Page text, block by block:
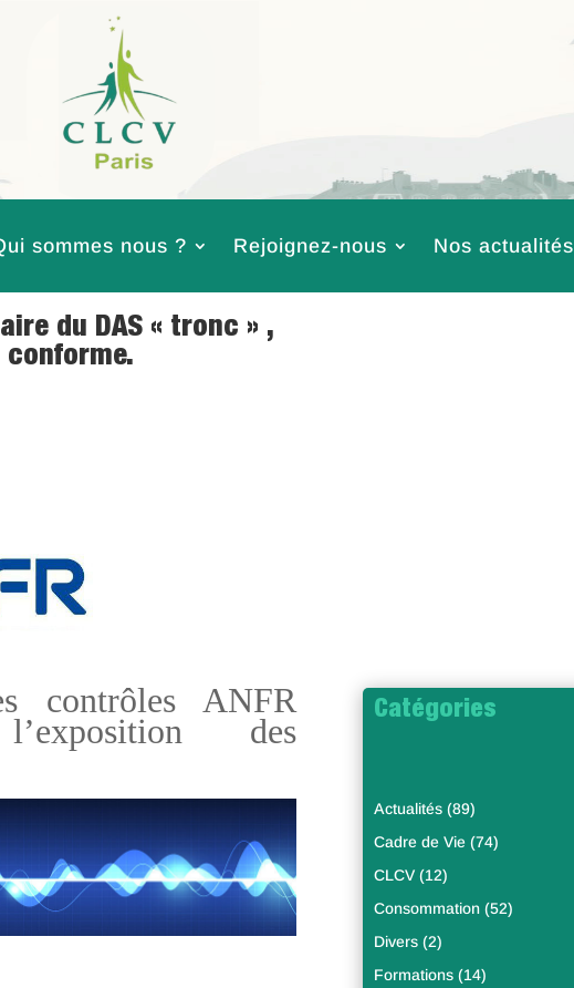
sommes nous ? Rejoignez-nous Nos actualités
du DAS « tronc » ,
conforme.
contrôles ANFR
des Catégories
Actualités(89)
Cadre de Vie(74)
CLCV(12)
Consommation(52)
Divers(2)
Formations(14)